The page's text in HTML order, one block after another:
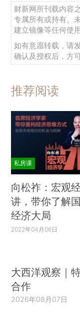
财新网所刊载内容
专属所有或持有。
建立镜像等任何使用
如有意愿转载，请
确认及授权后，方
推荐阅读
私房课
向松祚：宏观
讲，带你了解
经济大局
2022年04月06日
大西洋观察｜
合作
2026年08月07日